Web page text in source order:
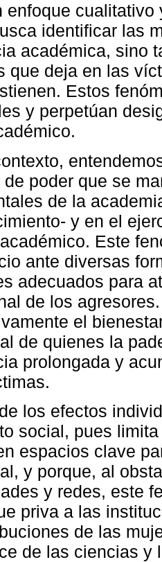
enfoque
identificar las
académica, sino
que deja en las
Estos
y perpetúan
de poder que se
de la
y en el
Este
ante diversas
adecuados para
de los
el
de quienes la
prolongada y
los efectos
social, pues
espacios clave
y porque, al
y redes, este
priva a las
de las
de las ciencias y